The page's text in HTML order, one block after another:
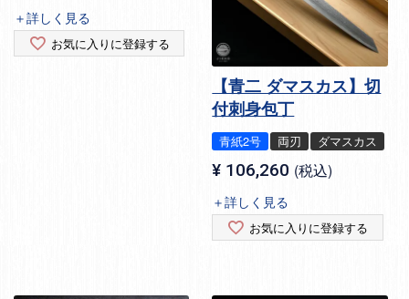
＋詳しく見る
お気に入りに登録する
【青二 ダマスカス】切
付刺身包丁
青紙2号 両刃 ダマスカス
¥ 106,260 税込
＋詳しく見る
お気に入りに登録する